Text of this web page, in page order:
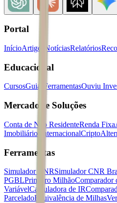
Portal
InícioArtigos NotíciasRelatórios
Educacional
CursosGuias FerramentasOuviu
Mercados e Soluções
Conta de Não ResidenteRenda Fixa
Imobiliários
InternacionalCripto
Ferramentas
Simulador CNRSimulador CNR
PGBLPrimeiro MilhãoComparador
VariávelCalculadora de IR
ParceladoEquivalência de Milhas